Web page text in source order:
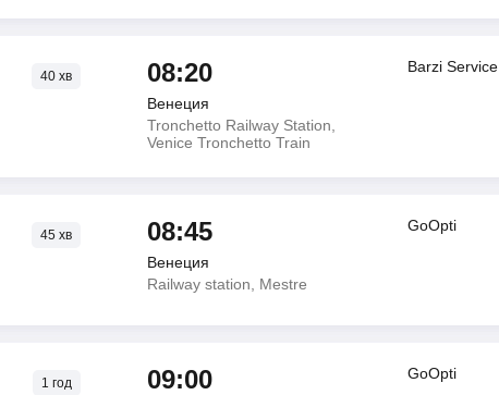
40 хв 08:20
Венеция
Tronchetto Railway Station,
Venice Tronchetto Train
Barzi Service
45 хв 08:45
Венеция
Railway station, Mestre
GoOpti
1 год 09:00 GoOpti